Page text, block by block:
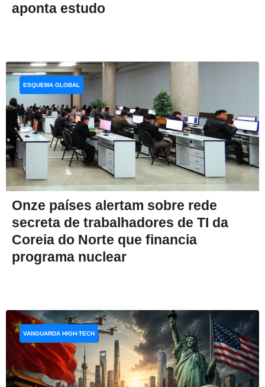
aponta estudo
Onze países alertam sobre rede
secreta de trabalhadores de TI da
Coreia do Norte que financia
programa nuclear
ESQUEMA GLOBAL
VANGUARDA HIGH-TECH